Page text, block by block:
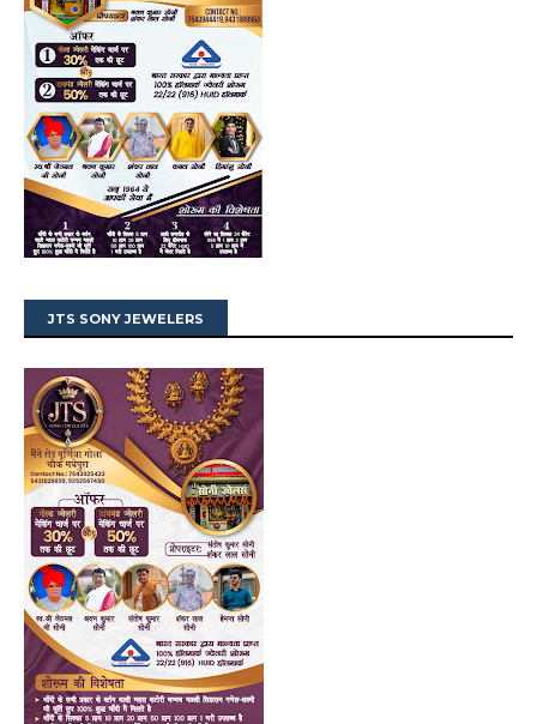
JTS SONY JEWELERS